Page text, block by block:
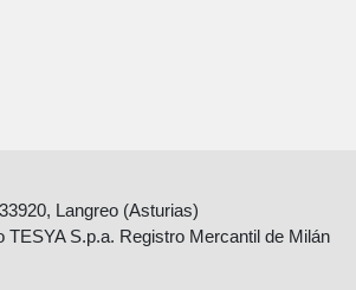
Langreo (Asturias)
S.p.a. Registro Mercantil de Milán